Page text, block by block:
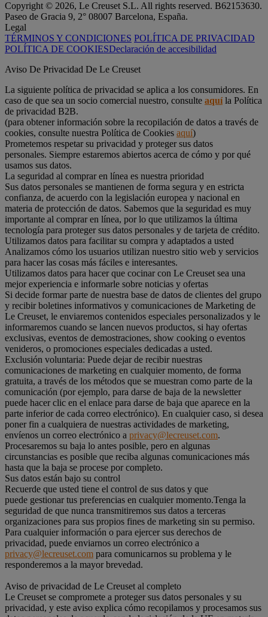
Copyright © 2026, Le Creuset S.L. All rights reserved. B62153630.
Paseo de Gracia 9, 2° 08007 Barcelona, España.
Legal
TÉRMINOS Y CONDICIONES POLÍTICA DE PRIVACIDAD
POLÍTICA DE COOKIESDeclaración de accesibilidad
Aviso De Privacidad De Le Creuset
La siguiente política de privacidad se aplica a los consumidores. En
caso de que sea un socio comercial nuestro, consulte aquíla Política
de privacidad B2B.
(para obtener información sobre la recopilación de datos a través de
cookies, consulte nuestra Política de Cookies aquí)
Prometemos respetar su privacidad y proteger sus datos
personales. Siempre estaremos abiertos acerca de cómo y por qué
usamos sus datos.
La seguridad al comprar en línea es nuestra prioridad
Sus datos personales se mantienen de forma segura y en estricta
confianza, de acuerdo con la legislación europea y nacional en
materia de protección de datos. Sabemos que la seguridad es muy
importante al comprar en línea, por lo que utilizamos la última
tecnología para proteger sus datos personales y de tarjeta de crédito.
Utilizamos datos para facilitar su compra y adaptados a usted
Analizamos cómo los usuarios utilizan nuestro sitio web y servicios
para hacer las cosas más fáciles e interesantes.
Utilizamos datos para hacer que cocinar con Le Creuset sea una
mejor experiencia e informarle sobre noticias y ofertas
Si decide formar parte de nuestra base de datos de clientes del grupo
y recibir boletines informativos y comunicaciones de Marketing de
Le Creuset, le enviaremos contenidos especiales personalizados y le
informaremos cuando se lancen nuevos productos, si hay ofertas
exclusivas, eventos de demostraciones, show cooking o eventos
venideros, o promociones especiales dedicadas a usted.
Exclusión voluntaria: Puede dejar de recibir nuestras
comunicaciones de marketing en cualquier momento, de forma
gratuita, a través de los métodos que se muestran como parte de la
comunicación (por ejemplo, para darse de baja de la newsletter
puede hacer clic en el enlace para darse de baja que aparece en la
parte inferior de cada correo electrónico). En cualquier caso, si desea
poner fin a cualquiera de nuestras actividades de marketing,
envíenos un correo electrónico a privacy@lecreuset.com.
Procesaremos su baja lo antes posible, pero en algunas
circunstancias es posible que reciba algunas comunicaciones más
hasta que la baja se procese por completo.
Sus datos están bajo su control
Recuerde que usted tiene el control de sus datos y que
puede gestionar tus preferencias en cualquier momento.Tenga la
seguridad de que nunca transmitiremos sus datos a terceras
organizaciones para sus propios fines de marketing sin su permiso.
Para cualquier información o para ejercer sus derechos de
privacidad, puede enviarnos un correo electrónico a
privacy@lecreuset.com para comunicarnos su problema y le
responderemos a la mayor brevedad.
Aviso de privacidad de Le Creuset al completo
Le Creuset se compromete a proteger sus datos personales y su
privacidad, y este aviso explica cómo recopilamos y procesamos sus